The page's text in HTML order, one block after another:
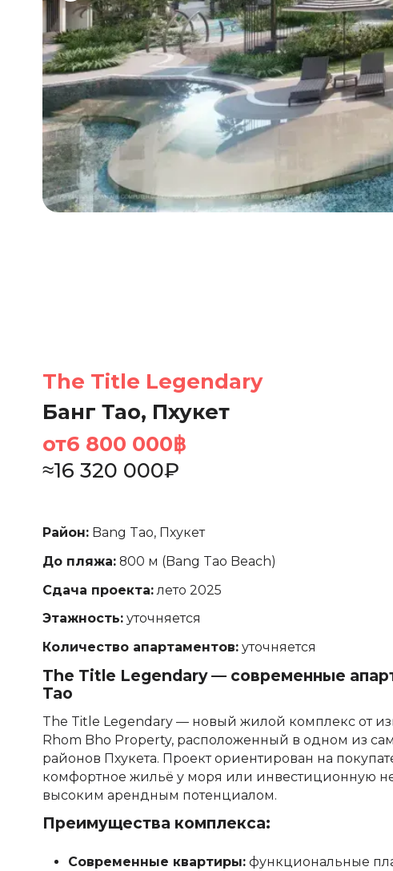
The Title Legendary
Банг Тао, Пхукет
от6 800 000฿
≈16 320 000₽
Район:Bang Tao, Пхукет
До пляжа:800 м (Bang Tao Beach)
Сдача проекта:лето 2025
Этажность:уточняется
Количество апартаментов:уточняется
The Title Legendary — современные
Tao
The Title Legendary — новый жилой комплекс от
Rhom Bho Property, расположенный в одном из
районов Пхукета. Проект ориентирован на
комфортное жильё у моря или инвестиционную
высоким арендным потенциалом.
Преимущества комплекса:
Современные квартиры:функциональные